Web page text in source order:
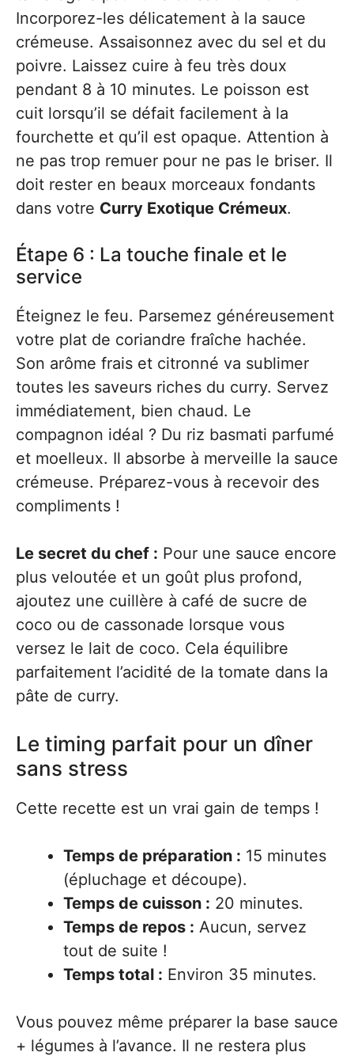
Incorporez-les délicatement à la sauce
crémeuse. Assaisonnez avec du sel et du
poivre. Laissez cuire à feu très doux
pendant 8 à 10 minutes. Le poisson est
cuit lorsqu’il se défait facilement à la
fourchette et qu’il est opaque. Attention à
ne pas trop remuer pour ne pas le briser. Il
doit rester en beaux morceaux fondants
dans votre Curry Exotique Crémeux.
Étape 6 : La touche finale et le
service
Éteignez le feu. Parsemez généreusement
votre plat de coriandre fraîche hachée.
Son arôme frais et citronné va sublimer
toutes les saveurs riches du curry. Servez
immédiatement, bien chaud. Le
compagnon idéal ? Du riz basmati parfumé
et moelleux. Il absorbe à merveille la sauce
crémeuse. Préparez-vous à recevoir des
compliments !
Le secret du chef : Pour une sauce encore
plus veloutée et un goût plus profond,
ajoutez une cuillère à café de sucre de
coco ou de cassonade lorsque vous
versez le lait de coco. Cela équilibre
parfaitement l’acidité de la tomate dans la
pâte de curry.
Le timing parfait pour un dîner
sans stress
Cette recette est un vrai gain de temps !
Temps de préparation : 15 minutes
(épluchage et découpe).
Temps de cuisson : 20 minutes.
Temps de repos : Aucun, servez
tout de suite !
Temps total : Environ 35 minutes.
Vous pouvez même préparer la base sauce
+ légumes à l’avance. Il ne restera plus